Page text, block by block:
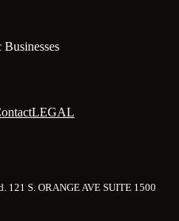
LEGAL
121 S. ORANGE AVE SUITE 1500